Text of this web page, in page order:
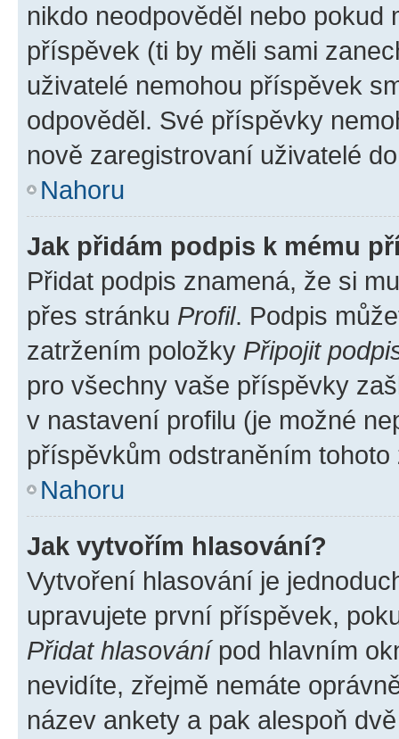
nikdo neodpověděl nebo pokud
příspěvek (ti by měli sami
uživatelé nemohou příspěvek
odpověděl. Své příspěvky
nově zaregistrovaní uživatelé
Nahoru
Jak přidám podpis k mému
Přidat podpis znamená, že si
přes stránku Profil. Podpis
zatržením položky Připojit
pro všechny vaše příspěvky
v nastavení profilu (je možné
příspěvkům odstraněním
Nahoru
Jak vytvořím hlasování?
Vytvoření hlasování je
upravujete první příspěvek,
Přidat hlasovánípod hlavním
nevidíte, zřejmě nemáte
název ankety a pak alespoň